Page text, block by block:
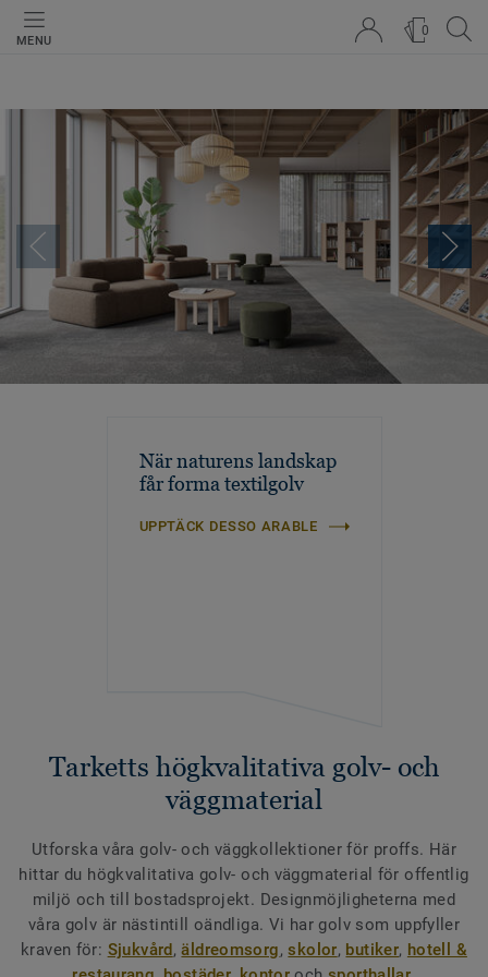
MENU
0
När naturens landskap
får forma textilgolv
UPPTÄCK DESSO ARABLE
Tarketts högkvalitativa golv- och
väggmaterial
Utforska våra golv- och väggkollektioner för proffs. Här
hittar du högkvalitativa golv- och väggmaterial för offentlig
miljö och till bostadsprojekt. Designmöjligheterna med
våra golv är nästintill oändliga. Vi har golv som uppfyller
kraven för: Sjukvård,äldreomsorg,skolor, butiker, hotell &